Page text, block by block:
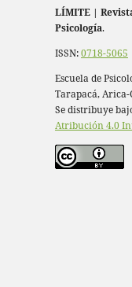
LÍMITE |
Psicología.
ISSN:0718-5065
Escuela de
Tarapacá, Arica-
Se distribuye
Atribución 4.0